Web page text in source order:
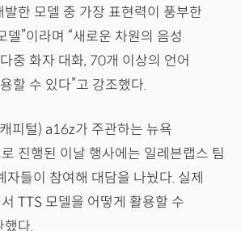
한 모델 중 가장 표현력이 풍부한
델”이라며 “새로운 차원의 음성
중 화자 대화, 70개 이상의 언어
할 수 있다”고 강조했다.
피털) a16z가 주관하는 뉴욕
진행된 이날 행사에는 일레븐랩스 팀
자들이 참여해 대담을 나눴다. 실제
TTS 모델을 어떻게 활용할 수
했다.